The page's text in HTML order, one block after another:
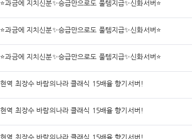
⭐과금에 지치신분✨승급만으로도 풀템지급✨신화서버⭐
⭐과금에 지치신분✨승급만으로도 풀템지급✨신화서버⭐
⭐과금에 지치신분✨승급만으로도 풀템지급✨신화서버⭐
현역 최장수 바람의나라 클래식 15배율 향기서버!
현역 최장수 바람의나라 클래식 15배율 향기서버!
현역 최장수 바람의나라 클래식 15배율 향기서버!